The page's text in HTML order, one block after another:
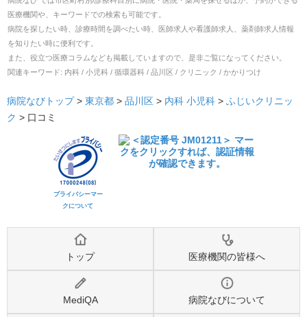
医療機関や、キーワードでの検索も可能です。
病院を探したい時、診療時間を調べたい時、医師求人や看護師求人、薬剤師求人情報
を知りたい時に便利です。
また、役立つ医療コラムなども掲載していますので、是非ご覧になってください。
関連キーワード: 内科 / 小児科 / 循環器科 / 品川区 / クリニック / かかりつけ
病院なびトップ > 東京都 > 品川区 > 内科 小児科 > ふじいクリニッ
ク > 口コミ
プライバシーマー
クについて
トップ 医療機関の皆様へ
MediQA 病院なびについて